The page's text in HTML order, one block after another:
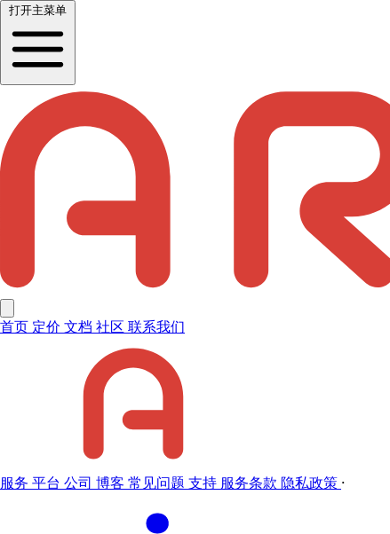
打开主菜单
首页 定价 文档 社区 联系我们
服务 平台 公司 博客 常见问题 支持 服务条款 隐私政策 ·